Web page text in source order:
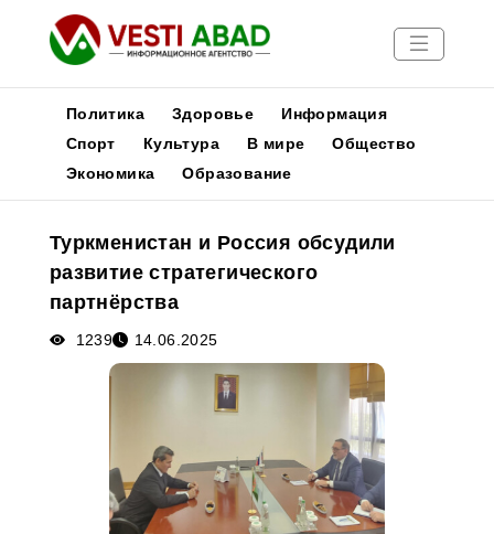
Новости
Медиа
Афиша
Политика Здоровье
Информация
Спорт
Культура В мире
Общество
Экономика
Образование
Туркменистан и Россия обсудили
развитие стратегического
партнёрства
1239 14.06.2025